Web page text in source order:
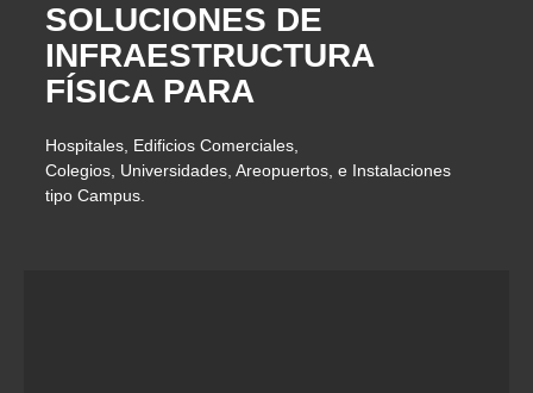
SOLUCIONES DE
INFRAESTRUCTURA
FÍSICA PARA
Hospitales, Edificios Comerciales,
Colegios, Universidades, Areopuertos, e Instalaciones
tipo Campus.